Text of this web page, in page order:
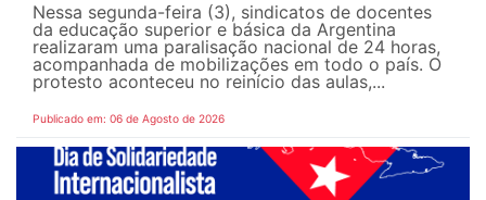
Nessa segunda-feira (3), sindicatos de docentes
da educação superior e básica da Argentina
realizaram uma paralisação nacional de 24 horas,
acompanhada de mobilizações em todo o país. O
protesto aconteceu no reinício das aulas,...
Publicado em: 06 de Agosto de 2026